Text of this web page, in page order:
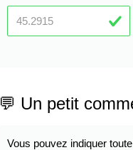
💬 Un petit
Vous pouvez indiquer